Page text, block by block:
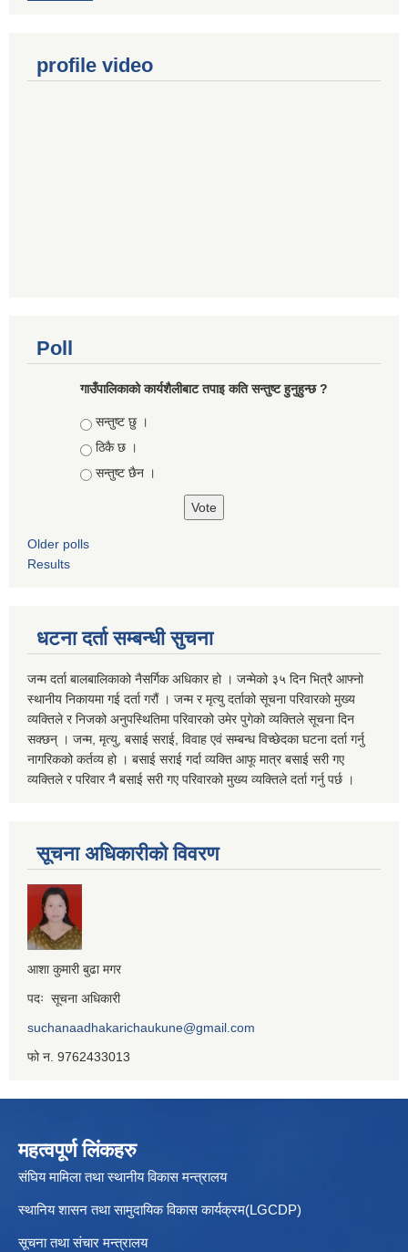
profile video
Poll
गाउँपालिकाको कार्यशैलीबाट तपाइ कति सन्तुष्ट हुनुहुन्छ ?
Choices
सन्तुष्ट छु ।
ठिकै छ ।
सन्तुष्ट छैन ।
Older polls
Results
धटना दर्ता सम्बन्धी सुचना
जन्म दर्ता बालबालिकाको नैसर्गिक अधिकार हो । जन्मेको ३५ दिन भित्रै आफ्नो
स्थानीय निकायमा गई दर्ता गरौं । जन्म र मृत्यु दर्ताको सूचना परिवारको मुख्य
व्यक्तिले र निजको अनुपस्थितिमा परिवारको उमेर पुगेको व्यक्तिले सूचना दिन
सक्छन् । जन्म, मृत्यु, बसाई सराई, विवाह एवं सम्बन्ध विच्छेदका घटना दर्ता गर्नु
नागरिकको कर्तव्य हो । बसाई सराई गर्दा व्यक्ति आफू मात्र बसाई सरी गए
व्यक्तिले र परिवार नै बसाई सरी गए परिवारको मुख्य व्यक्तिले दर्ता गर्नु पर्छ ।
सूचना अधिकारीको विवरण
आशा कुमारी बुढा मगर
पदः सूचना अधिकारी
suchanaadhakarichaukune@gmail.com
फो न. 9762433013
महत्वपूर्ण लिंकहरु
संघिय मामिला तथा स्थानीय विकास मन्त्रालय
स्थानिय शासन तथा सामुदायिक विकास कार्यक्रम(LGCDP)
सूचना तथा संचार मन्त्रालय